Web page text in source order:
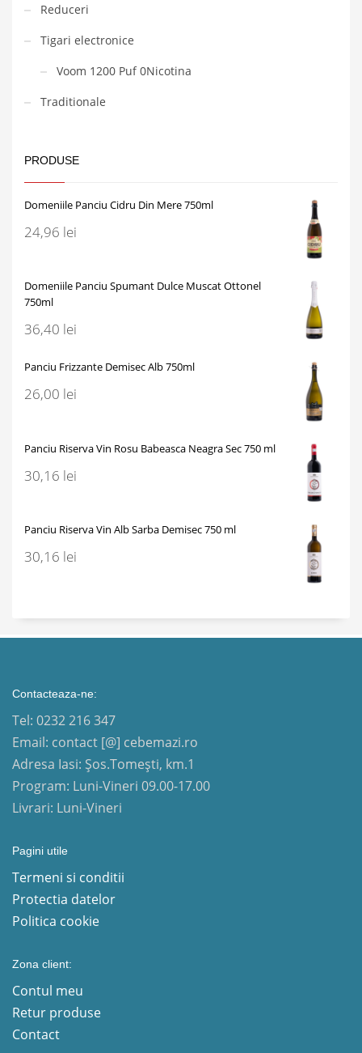
Reduceri
Tigari electronice
Voom 1200 Puf 0Nicotina
Traditionale
PRODUSE
Domeniile Panciu Cidru Din Mere 750ml
24,96 lei
Domeniile Panciu Spumant Dulce Muscat Ottonel
750ml
36,40 lei
Panciu Frizzante Demisec Alb 750ml
26,00 lei
Panciu Riserva Vin Rosu Babeasca Neagra Sec 750 ml
30,16 lei
Panciu Riserva Vin Alb Sarba Demisec 750 ml
30,16 lei
Contacteaza-ne:
Tel: 0232 216 347
Email: contact [@] cebemazi.ro
Adresa Iasi: Șos.Tomești, km.1
Program: Luni-Vineri 09.00-17.00
Livrari: Luni-Vineri
Pagini utile
Termeni si conditii
Protectia datelor
Politica cookie
Zona client:
Contul meu
Retur produse
Contact